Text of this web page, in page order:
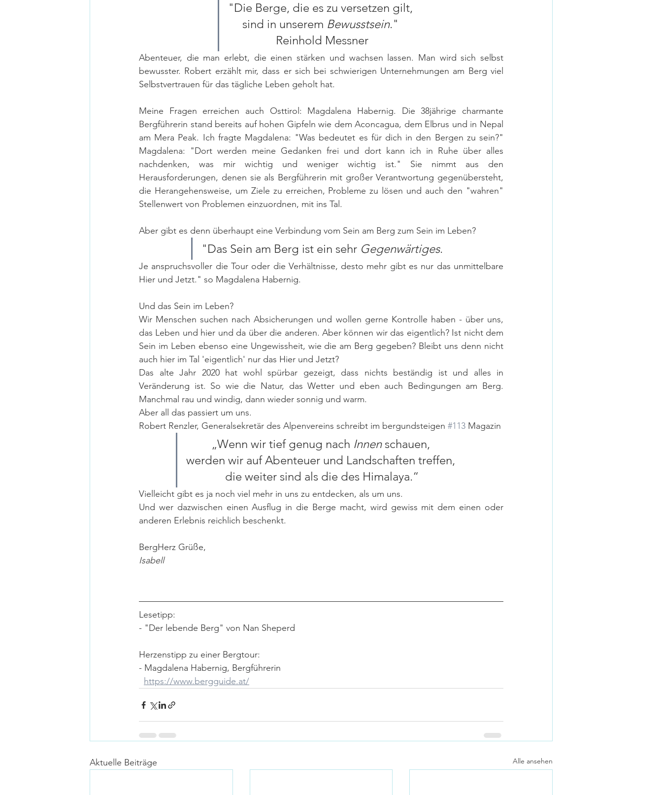
"Die Berge, die es zu versetzen gilt,
sind in unserem Bewusstsein."
Reinhold Messner
Abenteuer, die man erlebt, die einen stärken und wachsen lassen. Man wird sich selbst
bewusster. Robert erzählt mir, dass er sich bei schwierigen Unternehmungen am Berg viel
Selbstvertrauen für das tägliche Leben geholt hat.
Meine Fragen erreichen auch Osttirol: Magdalena Habernig. Die 38jährige charmante
Bergführerin stand bereits auf hohen Gipfeln wie dem Aconcagua, dem Elbrus und in Nepal
am Mera Peak. Ich fragte Magdalena: "Was bedeutet es für dich in den Bergen zu sein?"
Magdalena: "Dort werden meine Gedanken frei und dort kann ich in Ruhe über alles
nachdenken, was mir wichtig und weniger wichtig ist." Sie nimmt aus den
Herausforderungen, denen sie als Bergführerin mit großer Verantwortung gegenübersteht,
die Herangehensweise, um Ziele zu erreichen, Probleme zu lösen und auch den "wahren"
Stellenwert von Problemen einzuordnen, mit ins Tal.
Aber gibt es denn überhaupt eine Verbindung vom Sein am Berg zum Sein im Leben?
"Das Sein am Berg ist ein sehr Gegenwärtiges.
Je anspruchsvoller die Tour oder die Verhältnisse, desto mehr gibt es nur das unmittelbare
Hier und Jetzt." so Magdalena Habernig.
Und das Sein im Leben?
Wir Menschen suchen nach Absicherungen und wollen gerne Kontrolle haben - über uns,
das Leben und hier und da über die anderen. Aber können wir das eigentlich? Ist nicht dem
Sein im Leben ebenso eine Ungewissheit, wie die am Berg gegeben? Bleibt uns denn nicht
auch hier im Tal 'eigentlich' nur das Hier und Jetzt?
Das alte Jahr 2020 hat wohl spürbar gezeigt, dass nichts beständig ist und alles in
Veränderung ist. So wie die Natur, das Wetter und eben auch Bedingungen am Berg.
Manchmal rau und windig, dann wieder sonnig und warm.
Aber all das passiert um uns.
Robert Renzler, Generalsekretär des Alpenvereins schreibt im bergundsteigen #113
„Wenn wir tief genug nach Innen schauen,
werden wir auf Abenteuer und Landschaften treffen,
die weiter sind als die des Himalaya.“
Vielleicht gibt es ja noch viel mehr in uns zu entdecken, als um uns.
Und wer dazwischen einen Ausflug in die Berge macht, wird gewiss mit dem einen oder
anderen Erlebnis reichlich beschenkt.
BergHerz Grüße,
Isabell
Lesetipp:
- "Der lebende Berg" von Nan Sheperd
Herzenstipp zu einer Bergtour:
- Magdalena Habernig, Bergführerin
https://www.bergguide.at/
Aktuelle Beiträge Alle ansehen